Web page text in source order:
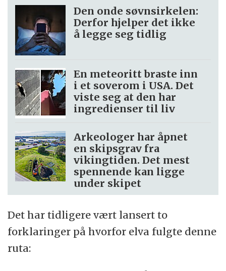
Den onde søvnsirkelen:
Derfor hjelper det ikke
å legge seg tidlig
En meteoritt braste inn
i et soverom i USA. Det
viste seg at den har
ingredienser til liv
Arkeologer har åpnet
en skipsgrav fra
vikingtiden. Det mest
spennende kan ligge
under skipet
Det har tidligere vært lansert to
forklaringer på hvorfor elva fulgte denne
ruta: